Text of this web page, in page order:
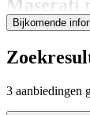
Maserati
Maserati
Maserati
Maserati
Maserati
Bijkomende
3 aanbiedingen